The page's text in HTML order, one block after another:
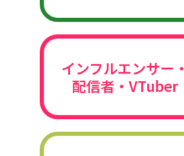
インフルエンサー・
配信者・VTuber